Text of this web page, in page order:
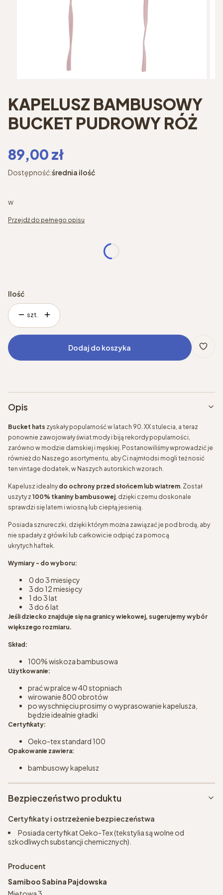
KAPELUSZ BAMBUSOWY
BUCKET PUDROWY RÓŻ
Cena
89,00 zł
Dostępność:średnia ilość
w
Przejdź do pełnego opisu
Ilość
szt.
Dodaj do koszyka
Opis
Bucket hats zyskały popularnośćw latach 90. XX stulecia, a teraz
ponownie zawojowały świat mody i biją rekordy popularności,
zarówno w modzie damskiej i męskiej. Postanowiliśmy wprowadzić je
również do Naszego asortymentu, aby Ci najmłodsi mogli też nosić
ten vintage dodatek, w Naszych autorskich wzorach.
Kapelusz idealnydo ochrony przed słońcem lub wiatrem . Został
uszyty z 100% tkaniny bambusowej , dzięki czemu doskonale
sprawdzi się latem i wiosną lub ciepłą jesienią.
Posiada sznureczki, dzięki którym można zawiązać je pod brodą, aby
nie spadały z główki lub całkowicie odpiąć za pomocą
ukrytych haftek.
Wymiary - do wyboru:
0 do 3 miesięcy
3 do 12 miesięcy
1 do 3 lat
3 do 6 lat
Jeśli dziecko znajduje się na granicy wiekowej, sugerujemy wybór
większego rozmiaru.
Skład:
100% wiskoza bambusowa
Użytkowanie:
prać w pralce w 40 stopniach
wirowanie 800 obrotów
po wyschnięciu prosimy o wyprasowanie kapelusza,
będzie idealnie gładki
Certyfikaty:
Oeko-tex standard 100
Opakowanie zawiera:
bambusowy kapelusz
Bezpieczeństwo produktu
Certyfikaty i ostrzeżenie bezpieczeństwa
Posiada certyfikat Oeko-Tex (tekstylia są wolne od
szkodliwych substancji chemicznych).
Producent
Samiboo Sabina Pajdowska